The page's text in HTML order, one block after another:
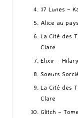
17 Lunes –
Alice au
La Cité des
Clare
Elixir –
Soeurs
La Cité des
Clare
Glitch –